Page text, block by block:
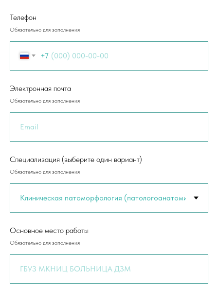
Телефон
Обязательно для заполнения
+7
Электронная почта
Обязательно для заполнения
Специализация (выберите один вариант)
Обязательно для заполнения
Основное место работы
Обязательно для заполнения